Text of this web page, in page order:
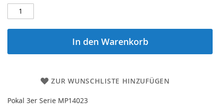
In den Warenkorb
ZUR WUNSCHLISTE HINZUFÜGEN
Pokal 3er Serie MP14023